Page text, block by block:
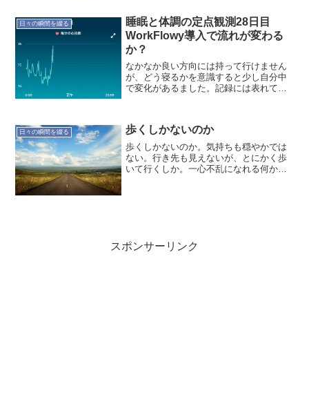
日々の瞬間を綴る
睡眠と体調の定点観測28日目
WorkFlowy導入で流れが変わる
か？
なかなか良い方向には持って行けません
が、どう寝るかを意識すると少し自分中
で変化があるました。記録には表れてい
間:4時間57分 就寝前行動:インタ...
日々の瞬間を綴る 歩くしかないのか
歩くしかないのか。気持ちも穏やかでは
ない。行き先も見えないが、とにかく歩
いて行くしか。一心不乱になれる何かを
スポンサーリンク